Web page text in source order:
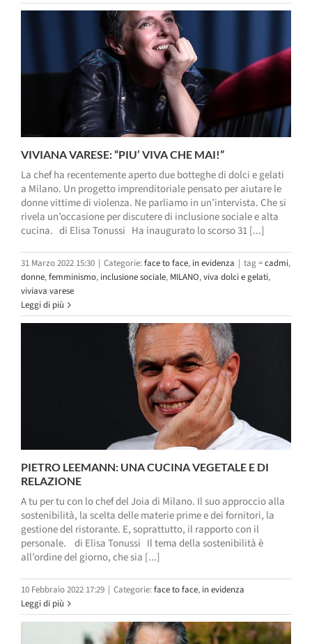
VIVIANA VARESE: “PIU’ VIVA CHE MAI!”
La chef ha recentemente aperto due botteghe di dolci e gelati
a Milano. Un progetto imprenditoriale pensato per aiutare le
donne vittime di violenza. Ne parliamo in un’intervista. Che si
rivela un’occasione per discutere di inclusione sociale e alta
cucina. di Elisa Tonussi Ha inaugurato lo scorso 31 [...]
31 Marzo 2022 15:30 | Categorie:face to face, in evidenza | tag =cadmi,
donne,femminismo, inclusione sociale, MILANO,viva dolci e gelati,
viviava varese
Leggi di più
PIETRO LEEMANN: UNA CUCINA VEGETALE E DI
RELAZIONE
A tu per tu con lo chef del Joia di Milano. Il suo approccio alla
sostenibilità, la scelta delle materie prime e dei fornitori, la
gestione del ristorante. E, soprattutto, il rapporto con il
personale. di Elisa Tonussi Il tema della sostenibilità è
all’ordine del giorno, che sia [...]
10 Febbraio 2022 17:29 | Categorie:face to face, in evidenza
Leggi di più